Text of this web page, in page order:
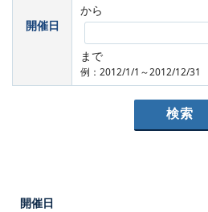
開催日
から
まで
例：2012/1/1～2012/12/31